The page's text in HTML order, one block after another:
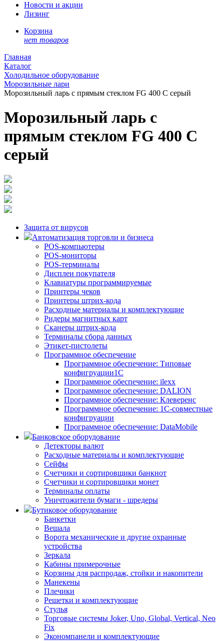
Новости и акции
Лизинг
Корзина
нет товаров
Главная
Каталог
Холодильное оборудование
Морозильные лари
Морозильный ларь с прямым стеклом FG 400 C серый
Морозильный ларь с
прямым стеклом FG 400 C
серый
Защита от вирусов
Автоматизация торговли и бизнеса
POS-компьютеры
POS-мониторы
POS-терминалы
Дисплеи покупателя
Клавиатуры программируемые
Принтеры чеков
Принтеры штрих-кода
Расходные материалы и комплектующие
Ридеры магнитных карт
Сканеры штрих-кода
Терминалы сбора данных
Этикет-пистолеты
Программное обеспечение
Программное обеспечение: Типовые
конфигруации1С
Программное обеспечение: ilexx
Программное обеспечение: DALION
Программное обеспечение: Клеверенс
Программное обеспечение: 1С-совместные
конфигруации
Программное обеспечение: DataMobile
Банковское оборудование
Детекторы валют
Расходные материалы и комплектующие
Сейфы
Счетчики и сортировщики банкнот
Счетчики и сортировщики монет
Терминалы оплаты
Уничтожители бумаги - шредеры
Бутиковое оборудование
Банкетки
Вешала
Ворота механические и другие охранные
устройства
Зеркала
Кабины примерочные
Корзины для распродаж, стойки и накопители
Манекены
Плечики
Решетки и комплектующие
Стулья
Торговые системы Joker, Uno, Global, Vertical, Neo
Fix
Экономпанели и комплектующие